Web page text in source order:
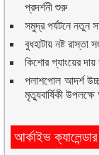
প্রদর্শনী শুরু
সমুদ্র পর্যটনে নতুন
বুধহাটায় নষ্ট
কিশোর গ্যাংয়ের
পলাশপোল আদর্শ
মৃত্যুবার্ষিকী
আর্কাইভ ক্যালেন্ডার